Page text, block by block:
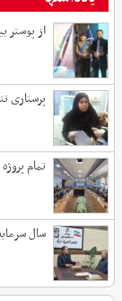
از
پرستاری
تمام
سال